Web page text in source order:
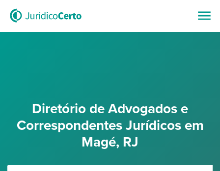
Diretório de Advogados e
Correspondentes Jurídicos em
Magé, RJ